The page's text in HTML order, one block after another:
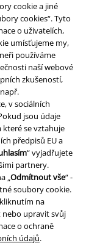
cookie a jiné
cookies“. Tyto
o uživatelích,
umísťujeme my,
používáme
naší webové
zkušeností,
v sociálních
jsou údaje
které se vztahuje
předpisů EU a
“ vyjadřujete
partnery.
„Odmítnout vše“ -
soubory cookie.
na
nebo upravit svůj
o ochraně
údajů.
všechny nové